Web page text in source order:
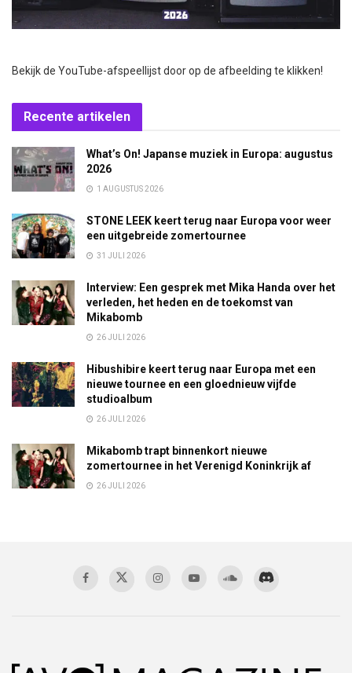
Bekijk de YouTube-afspeellijst door op de afbeelding te klikken!
Recente artikelen
What’s On! Japanse muziek in Europa: augustus
2026
1 AUGUSTUS 2026
STONE LEEK keert terug naar Europa voor weer
een uitgebreide zomertournee
31 JULI 2026
Interview: Een gesprek met Mika Handa over het
verleden, het heden en de toekomst van
Mikabomb
26 JULI 2026
Hibushibire keert terug naar Europa met een
nieuwe tournee en een gloednieuw vijfde
studioalbum
26 JULI 2026
Mikabomb trapt binnenkort nieuwe
zomertournee in het Verenigd Koninkrijk af
26 JULI 2026